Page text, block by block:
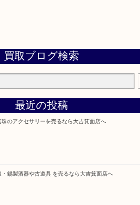
南千里
＆A
かった！と思っていただける
たします！